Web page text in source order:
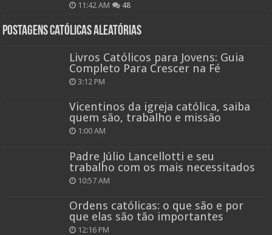
11:42 AM 48
Postagens católicas aleatórias
Livros Católicos para Jovens: Guia
Completo Para Crescer na Fé
3:12 PM
Vicentinos da igreja católica, saiba
quem são, trabalho e missão
1:00 AM
Padre Júlio Lancellotti e seu
trabalho com os mais necessitados
10:57 AM
Ordens católicas: o que são e por
que elas são tão importantes
12:16 PM